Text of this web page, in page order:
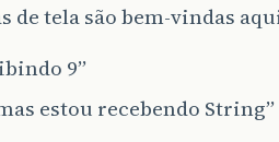
de tela são bem-vindas
9”
estou recebendo String”